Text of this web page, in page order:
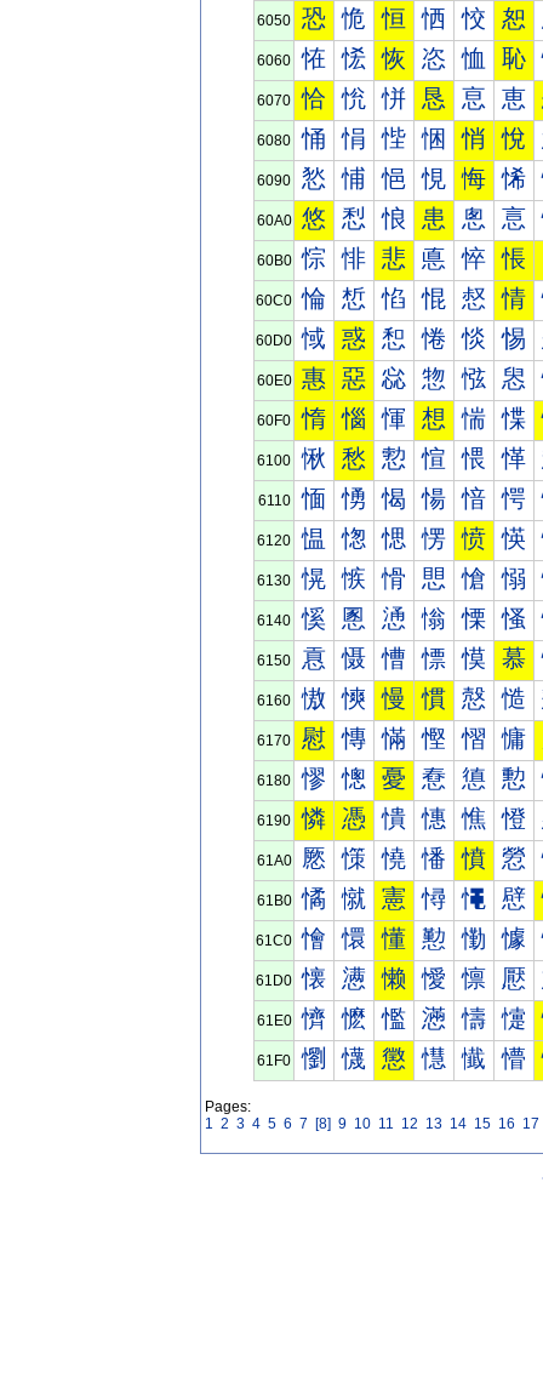
6050 恐 恑 恒 恓 恔 恕
6060 恠 恡 恢 恣 恤 恥
6070 恰 恱 恲 恳 恴 恵
6080 悀 悁 悂 悃 悄 悅
6090 悐 悑 悒 悓 悔 悕
60A0 悠 悡 悢 患 悤 悥
60B0 悰 悱 悲 悳 悴 悵
60C0 惀 惁 惂 惃 惄 情
60D0 惐 惑 惒 惓 惔 惕
60E0 惠 惡 惢 惣 惤 惥
60F0 惰 惱 惲 想 惴 惵
6100 愀 愁 愂 愃 愄 愅
6110 愐 愑 愒 愓 愔 愕
6120 愠 愡 愢 愣 愤 愥
6130 愰 愱 愲 愳 愴 愵
6140 慀 慁 慂 慃 慄 慅
6150 慐 慑 慒 慓 慔 慕
6160 慠 慡 慢 慣 慤 慥
6170 慰 慱 慲 慳 慴 慵
6180 憀 憁 憂 憃 憄 憅
6190 憐 憑 憒 憓 憔 憕
61A0 憠 憡 憢 憣 憤 憥
61B0 憰 憱 憲 憳 憴 憵
61C0 懀 懁 懂 懃 懄 懅
61D0 懐 懑 懒 懓 懔 懕
61E0 懠 懡 懢 懣 懤 懥
61F0 懰 懱 懲 懳 懴 懵
Pages:
1 2 3 4 5 6 7 [8] 9 10 11 12 13 14 15 16 17